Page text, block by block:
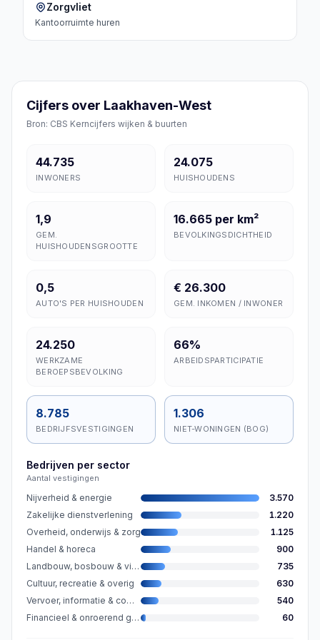
Zorgvliet
Kantoorruimte huren
Cijfers over Laakhaven-West
Bron: CBS Kerncijfers wijken & buurten
44.735
INWONERS
24.075
HUISHOUDENS
1,9
GEM.
HUISHOUDENSGROOTTE
16.665 per km²
BEVOLKINGSDICHTHEID
0,5
AUTO'S PER HUISHOUDEN
€ 26.300
GEM. INKOMEN / INWONER
24.250
WERKZAME
BEROEPSBEVOLKING
66%
ARBEIDSPARTICIPATIE
8.785
BEDRIJFSVESTIGINGEN
1.306
NIET-WONINGEN (BOG)
Bedrijven per sector
Aantal vestigingen
Nijverheid & energie
3.570
Zakelijke dienstverlening
1.220
Overheid, onderwijs & zorg
1.125
Handel & horeca
900
Landbouw, bosbouw & visserij
735
Cultuur, recreatie & overig
630
Vervoer, informatie & communicatie
540
Financieel & onroerend goed
60